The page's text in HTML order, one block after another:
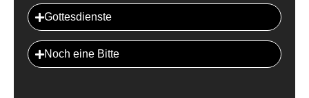
Gottesdienste
Noch eine Bitte